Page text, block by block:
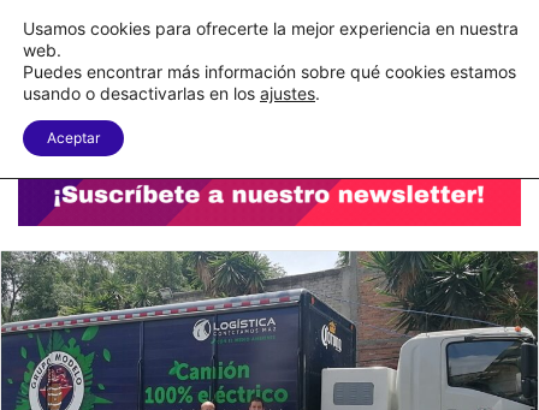
C&A México completa la implementación de su WMS en la nube
Menu
Usamos cookies para ofrecerte la mejor experiencia en nuestra
web.
Puedes encontrar más información sobre qué cookies estamos
usando o desactivarlas en los ajustes.
Aceptar